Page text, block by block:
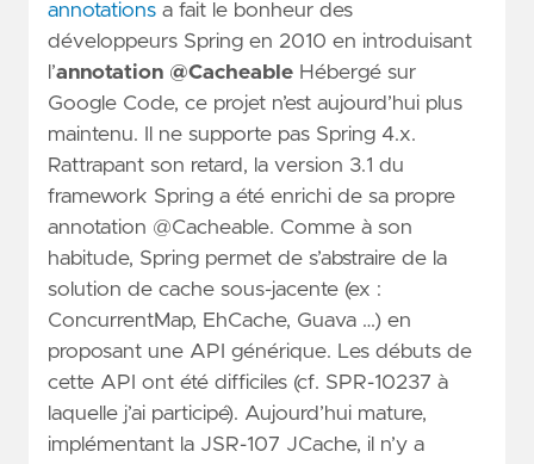
annotations a fait le bonheur des
développeurs Spring en 2010 en introduisant
l’annotation @Cacheable Hébergé sur
Google Code, ce projet n’est aujourd’hui plus
maintenu. Il ne supporte pas Spring 4.x.
Rattrapant son retard, la version 3.1 du
framework Spring a été enrichi de sa propre
annotation @Cacheable. Comme à son
habitude, Spring permet de s’abstraire de la
solution de cache sous-jacente (ex :
ConcurrentMap, EhCache, Guava …) en
proposant une API générique. Les débuts de
cette API ont été difficiles (cf. SPR-10237 à
laquelle j’ai participé). Aujourd’hui mature,
implémentant la JSR-107 JCache, il n’y a